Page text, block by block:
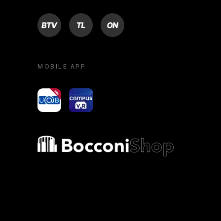
BTV TL ON
MOBILE APP
yoU@B Campus VR
Bocconi shop